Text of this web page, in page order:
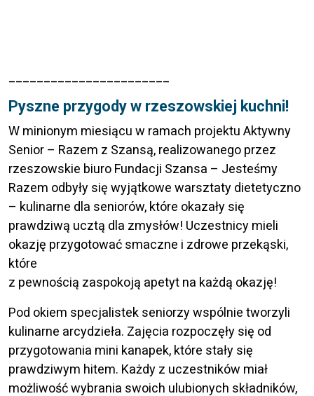
Pyszne przygody w rzeszowskiej kuchni!
W minionym miesiącu w ramach projektu Aktywny
Senior – Razem z Szansą, realizowanego przez
rzeszowskie biuro Fundacji Szansa – Jesteśmy
Razem odbyły się wyjątkowe warsztaty dietetyczno
– kulinarne dla seniorów, które okazały się
prawdziwą ucztą dla zmysłów! Uczestnicy mieli
okazję przygotować smaczne i zdrowe przekąski,
które
z pewnością zaspokoją apetyt na każdą okazję!
Pod okiem specjalistek seniorzy wspólnie tworzyli
kulinarne arcydzieła. Zajęcia rozpoczęły się od
przygotowania mini kanapek, które stały się
prawdziwym hitem. Każdy z uczestników miał
możliwość wybrania swoich ulubionych składników,